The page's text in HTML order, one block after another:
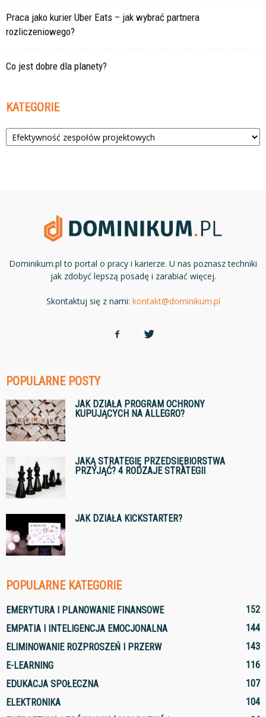
Praca jako kurier Uber Eats – jak wybrać partnera
rozliczeniowego?
Co jest dobre dla planety?
KATEGORIE
Kategorie
Dominikum.pl to portal o pracy i karierze. U nas poznasz techniki
jak zdobyć lepszą posadę i zarabiać więcej.
Skontaktuj się z nami: kontakt@dominikum.pl
POPULARNE POSTY
JAK DZIAŁA PROGRAM OCHRONY
KUPUJĄCYCH NA ALLEGRO?
JAKĄ STRATEGIĘ PRZEDSIĘBIORSTWA
PRZYJĄĆ? 4 RODZAJE STRATEGII
JAK DZIAŁA KICKSTARTER?
POPULARNE KATEGORIE
EMERYTURA I PLANOWANIE FINANSOWE
152
EMPATIA I INTELIGENCJA EMOCJONALNA
144
ELIMINOWANIE ROZPROSZEŃ I PRZERW
143
E-LEARNING
116
EDUKACJA SPOŁECZNA
107
ELEKTRONIKA
104